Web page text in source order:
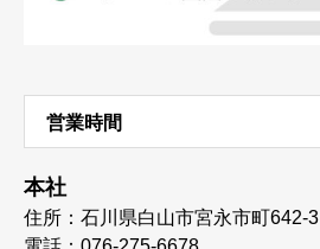
営業時間
本社
住所：石川県白山市宮永市町642-3